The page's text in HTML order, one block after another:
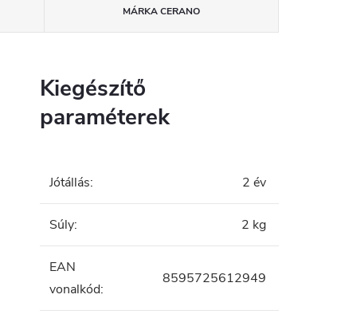
MÁRKACERANO
Kiegészítő
paraméterek
Jótállás: 2 év
Súly: 2 kg
EAN
vonalkód:
8595725612949